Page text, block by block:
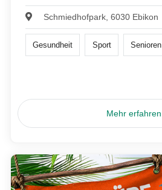
Schmiedhofpark, 6030 Ebikon
Gesundheit Sport Senioren
Mehr erfahren